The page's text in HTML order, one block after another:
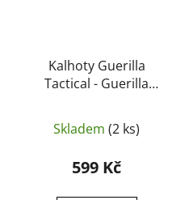
Kalhoty Guerilla
Tactical - Guerilla
Skladem (2 ks)
599 Kč